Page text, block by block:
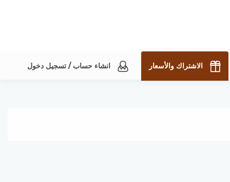
الاشتراك والأسعار انشاء حساب / تسجيل دخول